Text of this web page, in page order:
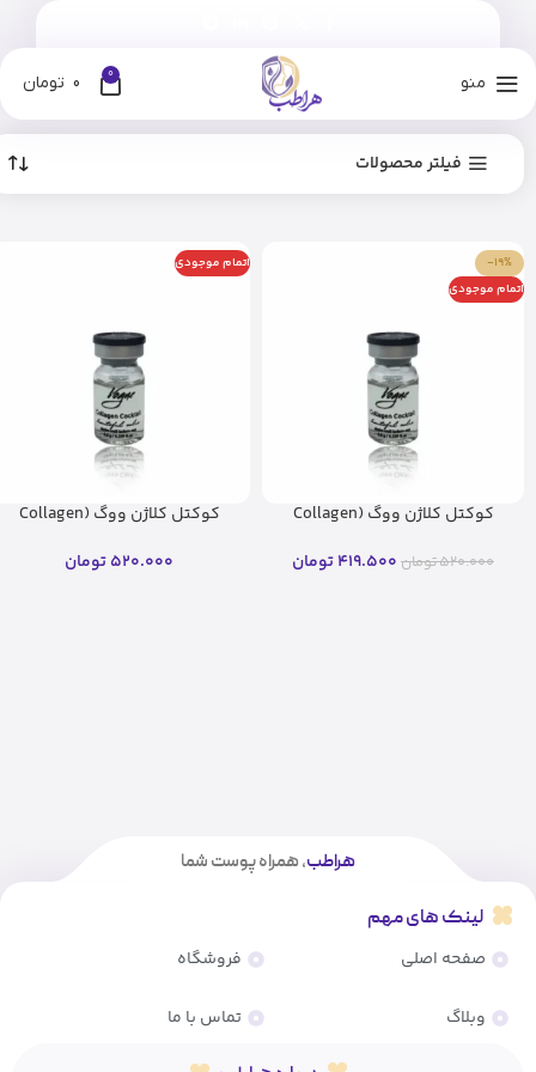
منو 0
0 تومان
فیلتر محصولات
-19%
اتمام موجودی
کوکتل کلاژن ووگ (Collagen
520.000تومان 419.500تومان
اتمام موجودی
کوکتل کلاژن ووگ (Collagen
520.000تومان
هراطب، همراه پوست شما
لینک های مهم
صفحه اصلی
وبلاگ
فروشگاه
تماس با ما